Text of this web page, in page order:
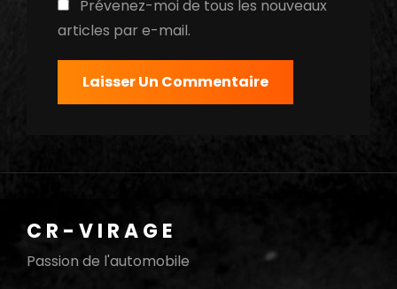
Prévenez-moi de tous les nouveaux
articles par e-mail.
CR-VIRAGE
Passion de l'automobile